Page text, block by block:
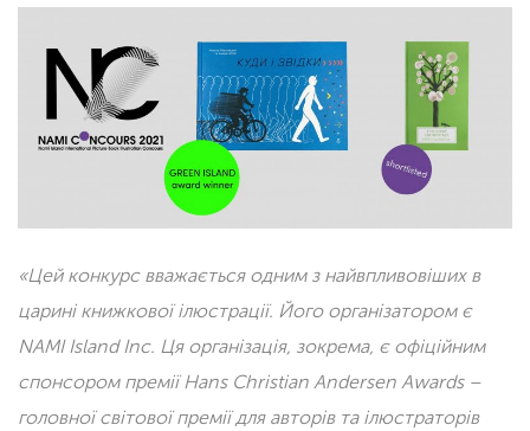
«Цей конкурс вважається одним з найвпливовіших в
царині книжкової ілюстрації. Його організатором є
NAMI Island Inc. Ця організація, зокрема, є офіційним
спонсором премії Hans Christian Andersen Awards –
головної світової премії для авторів та ілюстраторів